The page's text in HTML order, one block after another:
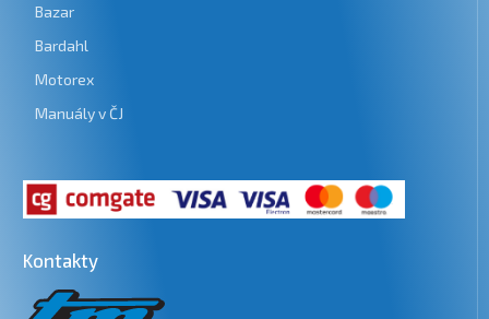
Bazar
Bardahl
Motorex
Manuály v ČJ
Kontakty